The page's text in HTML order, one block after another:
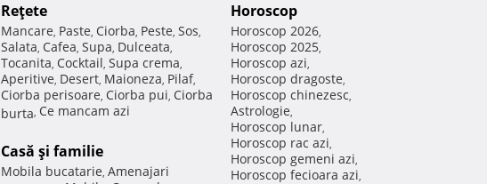
Reţete
Mancare, Paste, Ciorba, Peste, Sos,
Salata, Cafea, Supa, Dulceata,
Tocanita, Cocktail, Supa crema,
Aperitive, Desert, Maioneza, Pilaf,
Ciorba perisoare, Ciorba pui, Ciorba
burta, Ce mancam azi
Casă şi familie
Mobila bucatarie, Amenajari
Horoscop
Horoscop 2026,
Horoscop 2025,
Horoscop azi,
Horoscop dragoste,
Horoscop chinezesc,
Astrologie,
Horoscop lunar,
Horoscop rac azi,
Horoscop gemeni azi,
Horoscop fecioara azi,